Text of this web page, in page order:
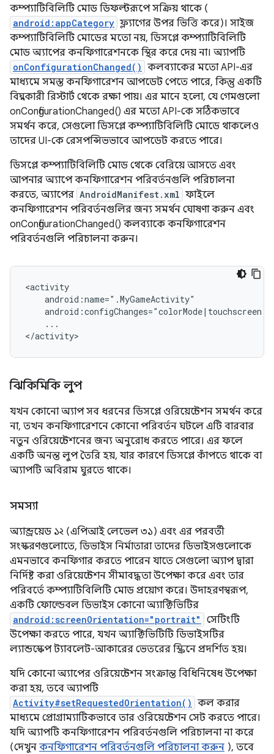
কম্প্যাটিবিলিটি মোড ডিফল্টরূপে সক্রিয় থাকে (
android:appCategory ফ্ল্যাগের উপর ভিত্তি করে)। সাইজ
কম্প্যাটিবিলিটি মোডের মতো নয়, ডিসপ্লে কম্প্যাটিবিলিটি
মোড অ্যাপের কনফিগারেশনকে স্থির করে দেয় না। অ্যাপটি
onConfigurationChanged() কলব্যাকের মতো API-এর
মাধ্যমে সমস্ত কনফিগারেশন আপডেট পেতে পারে, কিন্তু একটি
বিঘ্নকারী রিস্টার্ট থেকে রক্ষা পায়। এর মানে হলো, যে গেমগুলো
onConfigurationChanged() এর মতো API-কে সঠিকভাবে
সমর্থন করে, সেগুলো ডিসপ্লে কম্প্যাটিবিলিটি মোডে থাকলেও
তাদের UI-কে রেসপন্সিভভাবে আপডেট করতে পারে।
ডিসপ্লে কম্প্যাটিবিলিটি মোড থেকে বেরিয়ে আসতে এবং
আপনার অ্যাপে কনফিগারেশন পরিবর্তনগুলি পরিচালনা
করতে, অ্যাপের AndroidManifest.xml ফাইলে
কনফিগারেশন পরিবর্তনগুলির জন্য সমর্থন ঘোষণা করুন এবং
onConfigurationChanged() কলব্যাকে কনফিগারেশন
পরিবর্তনগুলি পরিচালনা করুন।
...
ঝিকিমিকি লুপ
যখন কোনো অ্যাপ সব ধরনের ডিসপ্লে ওরিয়েন্টেশন সমর্থন করে
না, তখন কনফিগারেশনে কোনো পরিবর্তন ঘটলে এটি বারবার
নতুন ওরিয়েন্টেশনের জন্য অনুরোধ করতে পারে। এর ফলে
একটি অনন্ত লুপ তৈরি হয়, যার কারণে ডিসপ্লে কাঁপতে থাকে বা
অ্যাপটি অবিরাম ঘুরতে থাকে।
সমস্যা
অ্যান্ড্রয়েড ১২ (এপিআই লেভেল ৩১) এবং এর পরবর্তী
সংস্করণগুলোতে, ডিভাইস নির্মাতারা তাদের ডিভাইসগুলোকে
এমনভাবে কনফিগার করতে পারেন যাতে সেগুলো অ্যাপ দ্বারা
নির্দিষ্ট করা ওরিয়েন্টেশন সীমাবদ্ধতা উপেক্ষা করে এবং তার
পরিবর্তে কম্প্যাটিবিলিটি মোড প্রয়োগ করে। উদাহরণস্বরূপ,
একটি ফোল্ডেবল ডিভাইস কোনো অ্যাক্টিভিটির
android:screenOrientation="portrait"
সেটিংটি
উপেক্ষা করতে পারে, যখন অ্যাক্টিভিটিটি ডিভাইসটির
ল্যান্ডস্কেপ ট্যাবলেট-আকারের ভেতরের স্ক্রিনে প্রদর্শিত হয়।
যদি কোনো অ্যাপের ওরিয়েন্টেশন সংক্রান্ত বিধিনিষেধ উপেক্ষা
করা হয়, তবে অ্যাপটি
Activity#setRequestedOrientation() কল করার
মাধ্যমে প্রোগ্রাম্যাটিকভাবে তার ওরিয়েন্টেশন সেট করতে পারে।
যদি অ্যাপটি কনফিগারেশন পরিবর্তনগুলি পরিচালনা না করে
(দেখুন কনফিগারেশন পরিবর্তনগুলি পরিচালনা করুন ), তবে